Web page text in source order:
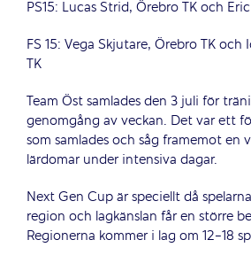
PS15: Lucas Strid, Örebro TK och
FS 15: Vega Skjutare, Örebro TK
TK
Team Öst samlades den 3 juli för
genomgång av veckan. Det var ett
som samlades och såg framemot en
lärdomar under intensiva dagar.
Next Gen Cup är speciellt då
region och lagkänslan får en större
Regionerna kommer i lag om 12-18